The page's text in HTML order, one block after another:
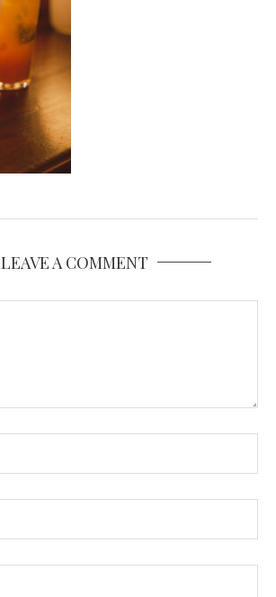
LEAVE A COMMENT